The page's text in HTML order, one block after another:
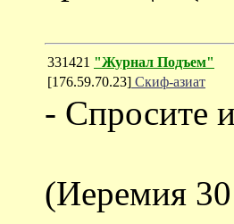
331421 "Журнал Подъем"
[176.59.70.23] Скиф-азиат
- Спросите
(Иеремия